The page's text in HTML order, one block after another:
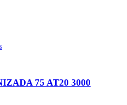
75 AT20 3000